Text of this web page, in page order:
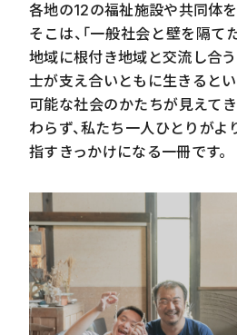
各地の12の福祉施設や共同体を
そこは、「一般社会と壁を隔て
地域に根付き地域と交流し合う
士が支え合いともに生きると
可能な社会のかたちが見えて
わらず、私たち一人ひとりが
指すきっかけになる一冊です。